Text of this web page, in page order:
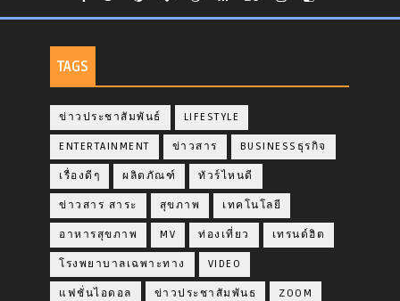
TAGS
ข่าวประชาสัมพันธ์ LIFESTYLE
ENTERTAINMENT ข่าวสาร BUSINESSธุรกิจ
เรื่องดีๆ ผลิตภัณฑ์ ทัวร์ไหนดี
ข่าวสาร สาระ สุขภาพ เทคโนโลยี
อาหารสุขภาพ MV ท่องเที่ยว เทรนด์ฮิต
โรงพยาบาลเฉพาะทาง VIDEO
แฟชั่นไอดอล ข่าวประชาสัมพันธ ZOOM